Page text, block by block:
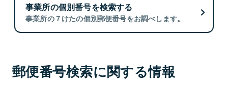
事業所の個別番号を検索する
事業所の７けたの個別郵便番号をお調べします。
郵便番号検索に関する情報